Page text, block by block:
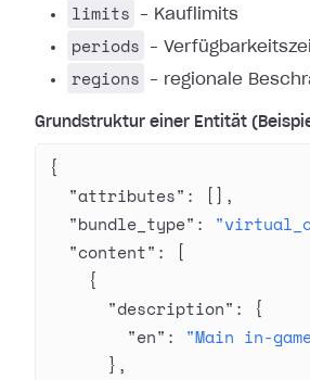
limits – Kauflimits
periods –
regions – regionale
Grundstruktur einer Entität
{
  "attributes"
: [],
  "bundle_type"
:
  "content"
: [
    {
      "description"
: {
        "en"
: "Main in-
      },